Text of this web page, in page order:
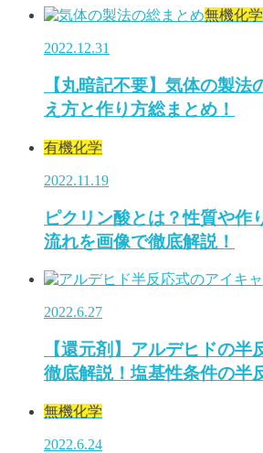
無機化学
2022.12.31
【丸暗記不要】気体の製法
え方と作り方総まとめ！
有機化学
2022.11.19
ピクリン酸とは？性質や作
流れを画像で徹底解説！
2022.6.27
【還元剤】アルデヒドの半
徹底解説！塩基性条件の半
無機化学
2022.6.24